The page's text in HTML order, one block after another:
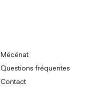
Mécénat
Questions fréquentes
Contact